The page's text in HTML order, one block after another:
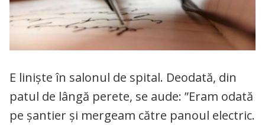
E linişte în salonul de spital. Deodată, din
patul de lângă perete, se aude: ”Eram odată
pe şantier şi mergeam către panoul electric.